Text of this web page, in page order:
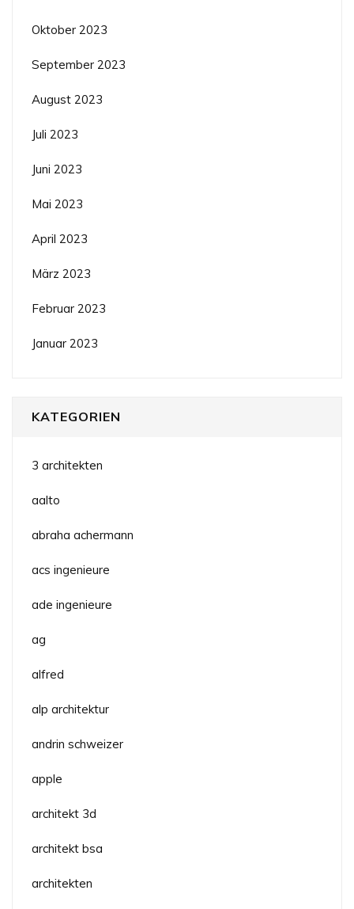
Oktober 2023
September 2023
August 2023
Juli 2023
Juni 2023
Mai 2023
April 2023
März 2023
Februar 2023
Januar 2023
KATEGORIEN
3 architekten
aalto
abraha achermann
acs ingenieure
ade ingenieure
ag
alfred
alp architektur
andrin schweizer
apple
architekt 3d
architekt bsa
architekten